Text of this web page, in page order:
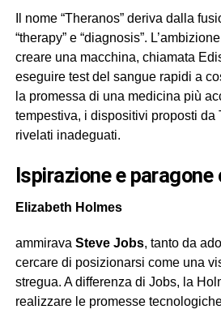
Il nome “Theranos” deriva dalla
“therapy” e “diagnosis”.
creare una macchina, chiamata
eseguire test del sangue rapidi a
la promessa di una medicina più
tempestiva, i dispositivi proposti da
rivelati inadeguati.
ispirazione e
Elizabeth Holmes
ammirava Steve Jobs, tanto da
cercare di posizionarsi come una
stregua. A differenza di Jobs, la
realizzare le promesse